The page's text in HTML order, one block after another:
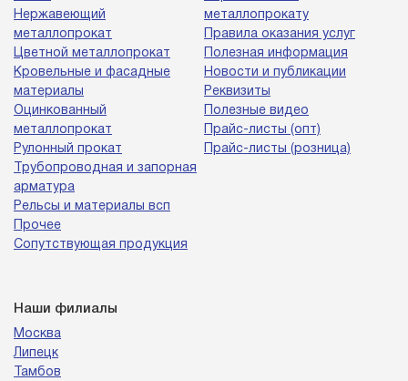
Нержавеющий
металлопрокат
Цветной металлопрокат
Кровельные и фасадные
материалы
Оцинкованный
металлопрокат
Рулонный прокат
Трубопроводная и запорная
арматура
Рельсы и материалы всп
Прочее
Сопутствующая продукция
металлопрокату
Правила оказания услуг
Полезная информация
Новости и публикации
Реквизиты
Полезные видео
Прайс-листы (опт)
Прайс-листы (розница)
Наши филиалы
Москва
Липецк
Тамбов